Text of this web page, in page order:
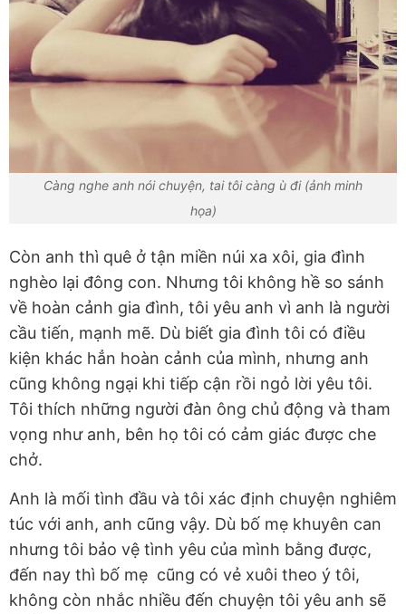
Càng nghe anh nói chuyện, tai tôi càng ù đi (ảnh minh
họa)
Còn anh thì quê ở tận miền núi xa xôi, gia đình
nghèo lại đông con. Nhưng tôi không hề so sánh
về hoàn cảnh gia đình, tôi yêu anh vì anh là người
cầu tiến, mạnh mẽ. Dù biết gia đình tôi có điều
kiện khác hẳn hoàn cảnh của mình, nhưng anh
cũng không ngại khi tiếp cận rồi ngỏ lời yêu tôi.
Tôi thích những người đàn ông chủ động và tham
vọng như anh, bên họ tôi có cảm giác được che
chở.
Anh là mối tình đầu và tôi xác định chuyện nghiêm
túc với anh, anh cũng vậy. Dù bố mẹ khuyên can
nhưng tôi bảo vệ tình yêu của mình bằng được,
đến nay thì bố mẹ cũng có vẻ xuôi theo ý tôi,
không còn nhắc nhiều đến chuyện tôi yêu anh sẽ